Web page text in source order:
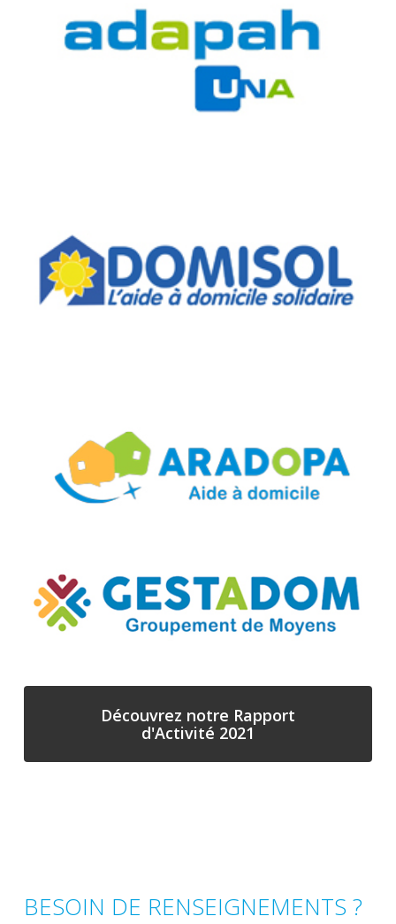
Découvrez notre Rapport
d'Activité 2021
BESOIN DE RENSEIGNEMENTS ?